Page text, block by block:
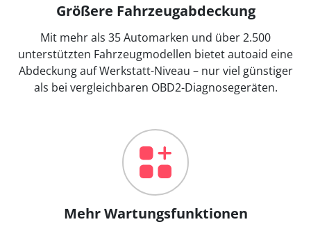
Größere Fahrzeugabdeckung
Mit mehr als 35 Automarken und über 2.500
unterstützten Fahrzeugmodellen bietet autoaid eine
Abdeckung auf Werkstatt-Niveau – nur viel günstiger
als bei vergleichbaren OBD2-Diagnosegeräten.
Mehr Wartungsfunktionen